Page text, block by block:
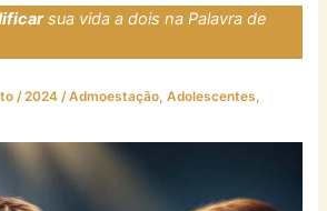
sua vida a dois na Palavra de
/2024/Admoestação,Adolescentes,